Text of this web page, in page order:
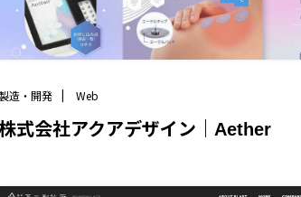
造・開発 Web
式会社アクアデザイン｜Aether